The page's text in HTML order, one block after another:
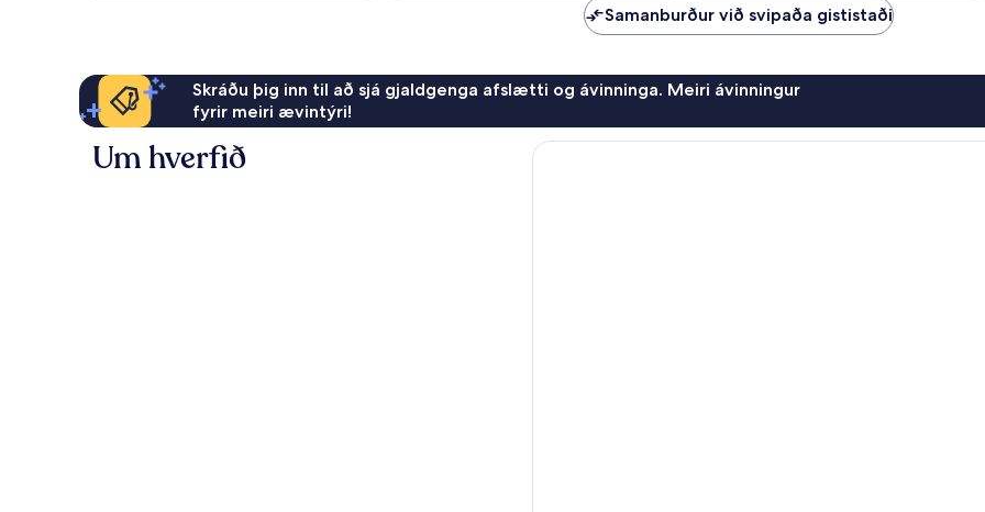
Samanburður við svipaða gististaði
Skráðu þig inn til að sjá gjaldgenga afslætti og ávinninga. Meiri ávinningur
fyrir meiri ævintýri!
Um hverfið